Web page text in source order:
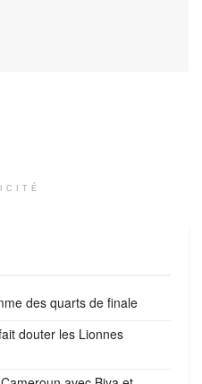
des quarts de finale
douter les Lionnes